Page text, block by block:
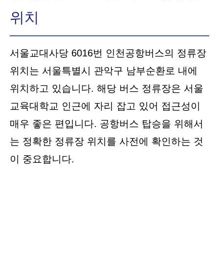
위치
서울교대사당 6016번 인천공항버스의 정류장
위치는 서울특별시 관악구 남부순환로 내에
위치하고 있습니다. 해당 버스 정류장은 서울
교육대학교 인근에 자리 잡고 있어 접근성이
매우 좋은 편입니다. 공항버스 탑승을 위해서
는 정확한 정류장 위치를 사전에 확인하는 것
이 중요합니다.